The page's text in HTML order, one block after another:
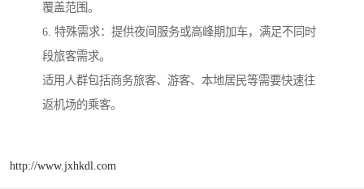
覆盖范围。
6. 特殊需求：提供夜间服务或高峰期加车，满足不同时
段旅客需求。
适用人群包括商务旅客、游客、本地居民等需要快速往
返机场的乘客。
http://www.jxhkdl.com